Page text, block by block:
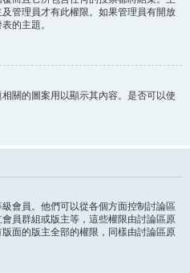
管理員才有此權限。如果管理員有開放
的主題。
關的圖案用以顯示其內容。是否可以使
會員。他們可以從各個方面控制討論區
員群組或版主等，這些權限由討論區原
面的版主全部的權限，同樣由討論區原